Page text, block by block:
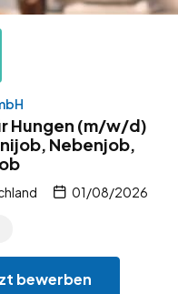
Hungen (m/w/d)
Nebenjob,
01/08/2026
bewerben